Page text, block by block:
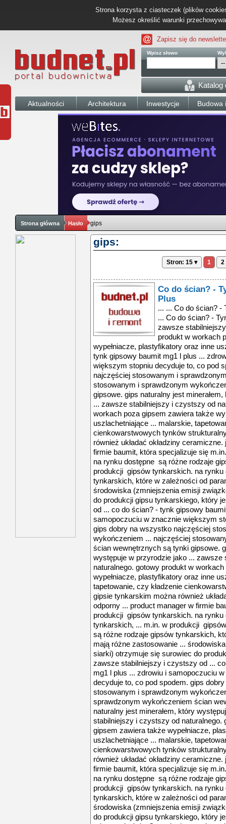
Strona korzysta z ciasteczek (plików
Możesz określić warunki
Zapisz się do
Wpisz słowo
Katalog
Aktualności Architektura Inwestycje Budowa
Strona główna Hasło gips
gips:
Stron: 15 ▾ 1 2
Co do ścian? -
Plus
... ... Co do ścian? - Tynk gipsowy Baumit MG1 L Plus ... Co do ścian? - Tynk gipsowy Baumit MG1 L Plus ... zawsze stabilniejszy i czystszy od naturalnego. Gotowy produkt w workach poza gipsem zawiera także wypełniacze, plastyfikatory oraz inne uszlachetniające ... co do ścian? - tynk gipsowy baumit mg1 l plus ... zdrowiu i samopoczuciu w znacznie większym stopniu decyduje to, co pod spodem. gips dobry na wszystko najczęściej stosowanym i sprawdzonym wykończeniem ... najczęściej stosowanym i sprawdzonym wykończeniem ścian wewnętrznych są tynki gipsowe. gips naturalny jest minerałem, który występuje w przyrodzie jako ... zawsze stabilniejszy i czystszy od naturalnego. gotowy produkt w workach poza gipsem zawiera także wypełniacze, plastyfikatory oraz inne uszlachetniające ... malarskie, tapetowanie, czy kładzenie cienkowarstwowych tynków strukturalnych. na gipsie tynkarskim można również układać okładziny ceramiczne. jest odporny ... product manager w firmie baumit, która specjalizuje się m.in. w produkcji gipsów tynkarskich. na rynku dostępne są różne rodzaje gipsów tynkarskich, ... m.in. w produkcji gipsów tynkarskich. na rynku dostępne są różne rodzaje gipsów tynkarskich, które w zależności od parametrów mają różne zastosowanie ... środowiska (zmniejszenia emisji związków siarki) otrzymuje się surowiec do produkcji gipsu tynkarskiego, który jest zawsze stabilniejszy i czystszy od ... co do ścian? - tynk gipsowy baumit mg1 l plus ... zdrowiu i samopoczuciu w znacznie większym stopniu decyduje to, co pod spodem. gips dobry na wszystko najczęściej stosowanym i sprawdzonym wykończeniem ... najczęściej stosowanym i sprawdzonym wykończeniem ścian wewnętrznych są tynki gipsowe. gips naturalny jest minerałem, który występuje w przyrodzie jako ... zawsze stabilniejszy i czystszy od naturalnego. gotowy produkt w workach poza gipsem zawiera także wypełniacze, plastyfikatory oraz inne uszlachetniające ... malarskie, tapetowanie, czy kładzenie cienkowarstwowych tynków strukturalnych. na gipsie tynkarskim można również układać okładziny ceramiczne. jest odporny ... product manager w firmie baumit, która specjalizuje się m.in. w produkcji gipsów tynkarskich. na rynku dostępne są różne rodzaje gipsów tynkarskich, ... m.in. w produkcji gipsów tynkarskich. na rynku dostępne są różne rodzaje gipsów tynkarskich, które w zależności od parametrów mają różne zastosowanie ... środowiska (zmniejszenia emisji związków siarki) otrzymuje się surowiec do produkcji gipsu tynkarskiego, który jest zawsze stabilniejszy i czystszy od ... co do ścian? - tynk gipsowy baumit mg1 l plus ... zdrowiu i samopoczuciu w znacznie większym stopniu decyduje to, co pod spodem. gips dobry na wszystko najczęściej stosowanym i sprawdzonym wykończeniem ... najczęściej stosowanym i sprawdzonym wykończeniem ścian wewnętrznych są tynki gipsowe. gips naturalny jest minerałem, który występuje w przyrodzie jako ... zawsze stabilniejszy i czystszy od naturalnego. gotowy produkt w workach poza gipsem zawiera także wypełniacze, plastyfikatory oraz inne uszlachetniające ... malarskie, tapetowanie, czy kładzenie cienkowarstwowych tynków strukturalnych. na gipsie tynkarskim można również układać okładziny ceramiczne. jest odporny ... product manager w firmie baumit, która specjalizuje się m.in. w produkcji gipsów tynkarskich. na rynku dostępne są różne rodzaje gipsów tynkarskich, ... m.in. w produkcji gipsów tynkarskich. na rynku dostępne są różne rodzaje gipsów tynkarskich, które w zależności od parametrów mają różne zastosowanie ... środowiska (zmniejszenia emisji związków siarki) otrzymuje się surowiec do produkcji gipsu tynkarskiego, który